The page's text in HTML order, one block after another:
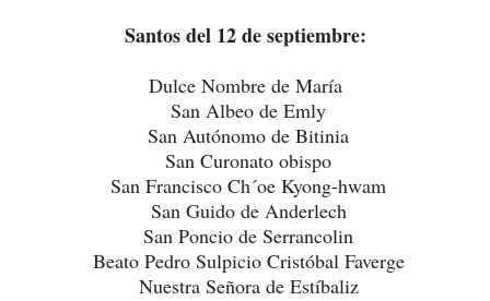
Santos del 12 de septiembre:
Dulce Nombre de María
San Albeo de Emly
San Autónomo de Bitinia
San Curonato obispo
San Francisco Ch´oe Kyong-hwam
San Guido de Anderlech
San Poncio de Serrancolin
Beato Pedro Sulpicio Cristóbal Faverge
Nuestra Señora de Estíbaliz